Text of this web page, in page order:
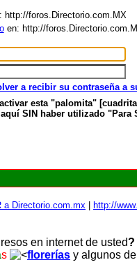
http://foros.Directorio.com.MX
en: http://
a recibir su contraseña a
esta "palomita"
SIN haber utilizado
a Directorio.com.mx http://
en internet de usted?
s florerías y algunos de